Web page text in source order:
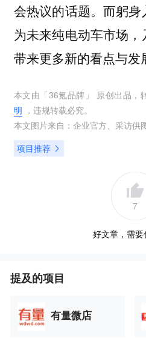
会热议的话题。而躬
为未来纯电动车市场，
带来更多新的看点与发
本文由「36氪品牌 」 原创出品
明 ，违规转载必究。
本文图片来自： 企业官方、 采访供
项目推荐
7
好文章，需要
提及的项目
有量微店